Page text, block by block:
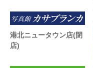
港北ニュータウン店(閉
店)